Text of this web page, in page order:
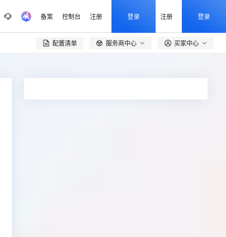
备案 控制台 注册 登录 注册 登录
配置清单  服务商中心 买家中心